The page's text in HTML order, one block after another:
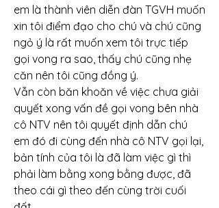
em là thành viên diễn đàn TGVH muốn
xin tôi điểm đạo cho chú và chú cũng
ngỏ ý là rất muốn xem tôi trực tiếp
gọi vong ra sao, thấy chú cũng nhẹ
căn nên tôi cũng đồng ý.
Vẫn còn băn khoăn về việc chưa giải
quyết xong vấn đề gọi vong bên nhà
cô NTV nên tôi quyết định dẫn chú
em đó đi cùng đến nhà cô NTV gọi lại,
bản tính của tôi là đã làm việc gì thì
phải làm bằng xong bằng được, đã
theo cái gì theo đến cùng trời cuối